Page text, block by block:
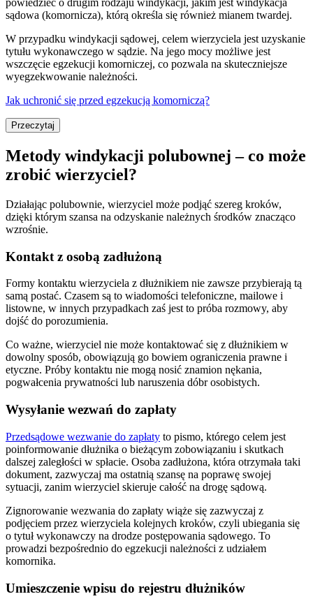
powiedzieć o drugim rodzaju windykacji, jakim jest windykacja
sądowa (komornicza), którą określa się również mianem twardej.
W przypadku windykacji sądowej, celem wierzyciela jest uzyskanie
tytułu wykonawczego w sądzie. Na jego mocy możliwe jest
wszczęcie egzekucji komorniczej, co pozwala na skuteczniejsze
wyegzekwowanie należności.
Jak uchronić się przed egzekucją komorniczą?
Przeczytaj
Metody windykacji polubownej – co może
zrobić wierzyciel?
Działając polubownie, wierzyciel może podjąć szereg kroków,
dzięki którym szansa na odzyskanie należnych środków znacząco
wzrośnie.
Kontakt z osobą zadłużoną
Formy kontaktu wierzyciela z dłużnikiem nie zawsze przybierają tą
samą postać. Czasem są to wiadomości telefoniczne, mailowe i
listowne, w innych przypadkach zaś jest to próba rozmowy, aby
dojść do porozumienia.
Co ważne, wierzyciel nie może kontaktować się z dłużnikiem w
dowolny sposób, obowiązują go bowiem ograniczenia prawne i
etyczne. Próby kontaktu nie mogą nosić znamion nękania,
pogwałcenia prywatności lub naruszenia dóbr osobistych.
Wysyłanie wezwań do zapłaty
Przedsądowe wezwanie do zapłaty to pismo, którego celem jest
poinformowanie dłużnika o bieżącym zobowiązaniu i skutkach
dalszej zaległości w spłacie. Osoba zadłużona, która otrzymała taki
dokument, zazwyczaj ma ostatnią szansę na poprawę swojej
sytuacji, zanim wierzyciel skieruje całość na drogę sądową.
Zignorowanie wezwania do zapłaty wiąże się zazwyczaj z
podjęciem przez wierzyciela kolejnych kroków, czyli ubiegania się
o tytuł wykonawczy na drodze postępowania sądowego. To
prowadzi bezpośrednio do egzekucji należności z udziałem
komornika.
Umieszczenie wpisu do rejestru dłużników